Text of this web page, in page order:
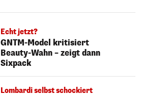
Echt jetzt?
GNTM-Model kritisiert
Beauty-Wahn – zeigt dann
Sixpack
Lombardi selbst schockiert